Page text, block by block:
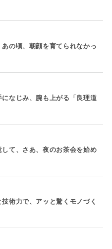
あの頃、朝顔を育てられなかっ
になじみ、腕も上がる「良理道
して、さあ、夜のお茶会を始め
技術力で、アッと驚くモノづく